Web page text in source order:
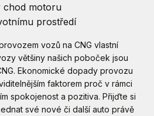
chod motoru
prostředí
vozů na CNG vlastní
většiny našich poboček jsou
Ekonomické dopady provozu
faktorem proč v rámci
spokojenost a pozitiva. Přijďte si
své nové či další auto právě